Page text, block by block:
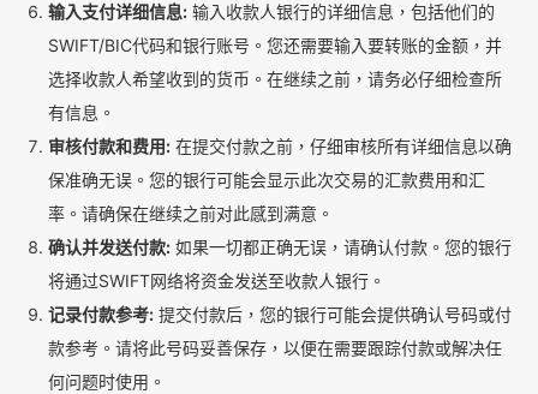
输入支付详细信息: 输入收款人银行的详细信息，包括他们的
SWIFT/BIC代码和银行账号。您还需要输入要转账的金额，并
选择收款人希望收到的货币。在继续之前，请务必仔细检查所
有信息。
审核付款和费用: 在提交付款之前，仔细审核所有详细信息以确
保准确无误。您的银行可能会显示此次交易的汇款费用和汇
率。请确保在继续之前对此感到满意。
确认并发送付款: 如果一切都正确无误，请确认付款。您的银行
将通过SWIFT网络将资金发送至收款人银行。
记录付款参考: 提交付款后，您的银行可能会提供确认号码或付
款参考。请将此号码妥善保存，以便在需要跟踪付款或解决任
何问题时使用。